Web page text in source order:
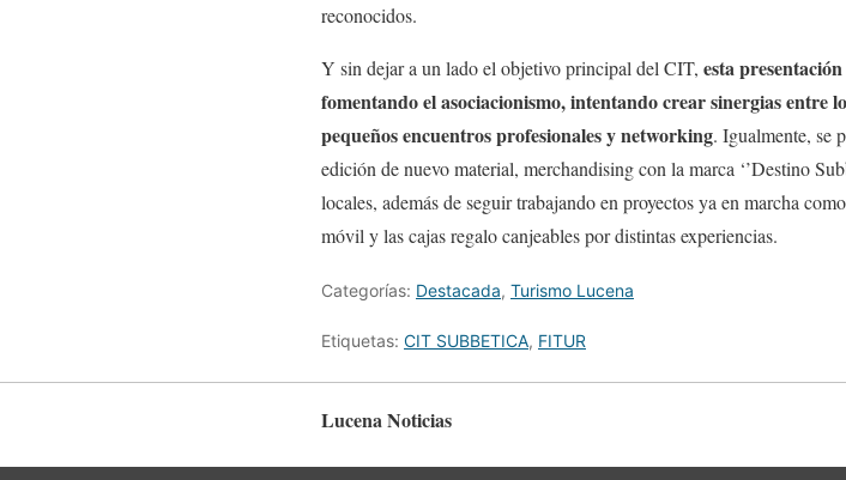
reconocidos.
Y sin dejar a un lado el objetivo principal del CIT, esta
fomentando el asociacionismo, intentando crear sinergias entre
pequeños encuentros profesionales y networking. Igualmente, se
edición de nuevo material, merchandising con la marca ‘’Destino
locales, además de seguir trabajando en proyectos ya en marcha
móvil y las cajas regalo canjeables por distintas experiencias.
Categorías: Destacada, Turismo Lucena
Etiquetas: CIT SUBBETICA, FITUR
Lucena Noticias